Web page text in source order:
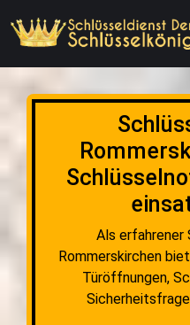
Als erfahrener
Rommerskirchen
Türöffnungen,